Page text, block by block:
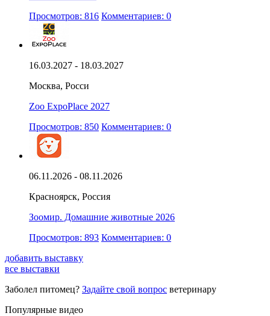
Просмотров: 816 Комментариев: 0
16.03.2027 - 18.03.2027
Москва, Росси
Zoo ExpoPlace 2027
Просмотров: 850 Комментариев: 0
06.11.2026 - 08.11.2026
Красноярск, Россия
Зоомир. Домашние животные 2026
Просмотров: 893 Комментариев: 0
добавить выставку
все выставки
Заболел питомец? Задайте свой вопрос ветеринару
Популярные видео